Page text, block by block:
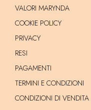
VALORI MARYNDA
COOKIE POLICY
PRIVACY
RESI
PAGAMENTI
TERMINI E CONDIZIONI
CONDIZIONI DI VENDITA